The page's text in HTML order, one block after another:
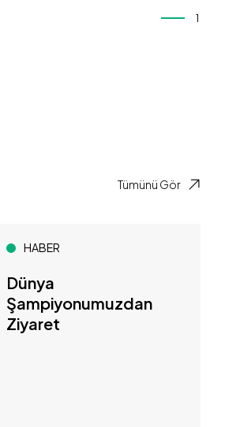
1
Tümünü Gör
HABER
Dünya
Şampiyonumuzdan
Ziyaret